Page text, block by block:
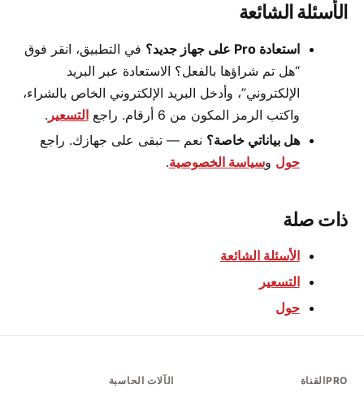
الأسئلة الشائعة
استعادة Pro على جهاز جديد؟
في التطبيق، انقر فوق
“هل تم شراؤها بالفعل؟ الاستعادة عبر البريد
الإلكتروني”، وأدخل البريد الإلكتروني الخاص بالشراء،
واكتب الرمز المكون من 6 أرقام. راجع
التسعير .
هل بياناتي خاصة؟ نعم — تبقى على جهازك. راجع
حول وسياسة الخصوصية.
ذات صلة
الأسئلة الشائعة
التسعير
حول
PROالقناة الآلات الحاسبة